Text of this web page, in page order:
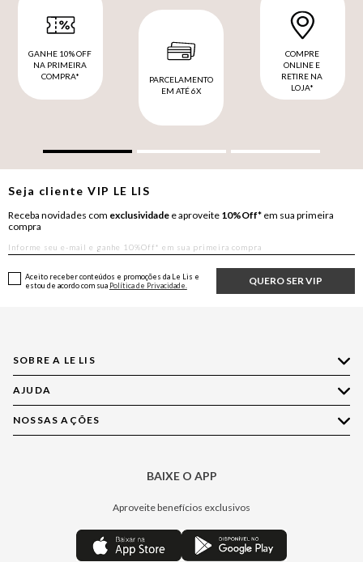
GANHE 10% OFF
NA PRIMEIRA
COMPRA*
PARCELAMENTO
EM ATÉ 6X
COMPRE
ONLINE E
RETIRE NA
LOJA*
Seja clienteVIP LE LIS
Receba novidades com exclusividade e aproveite 10%Off* em sua primeira
compra
QUERO SER VIP
Aceito receber conteúdos e promoções da Le Lis e
estou de acordo com sua Política de Privacidade.
SOBRE A LE LIS
Quem Somos
Nossas Lojas
Política de Privacidade
Central de Preferências
AJUDA
Compre pelo WhatsApp
Central de Relacionamento
Regulamentos
NOSSAS AÇÕES
BAIXE O APP
Aproveite benefícios exclusivos